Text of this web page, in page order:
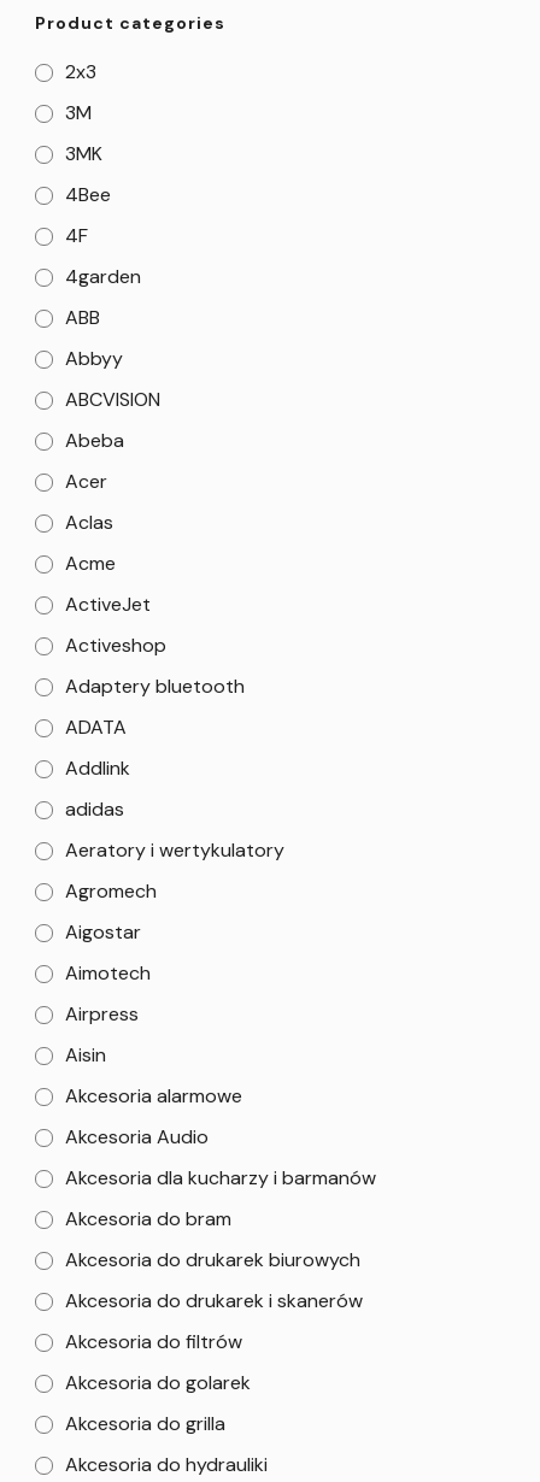
Product categories
2x3
3M
3MK
4Bee
4F
4garden
ABB
Abbyy
ABCVISION
Abeba
Acer
Aclas
Acme
ActiveJet
Activeshop
Adaptery bluetooth
ADATA
Addlink
adidas
Aeratory i wertykulatory
Agromech
Aigostar
Aimotech
Airpress
Aisin
Akcesoria alarmowe
Akcesoria Audio
Akcesoria dla kucharzy i barmanów
Akcesoria do bram
Akcesoria do drukarek biurowych
Akcesoria do drukarek i skanerów
Akcesoria do filtrów
Akcesoria do golarek
Akcesoria do grilla
Akcesoria do hydrauliki